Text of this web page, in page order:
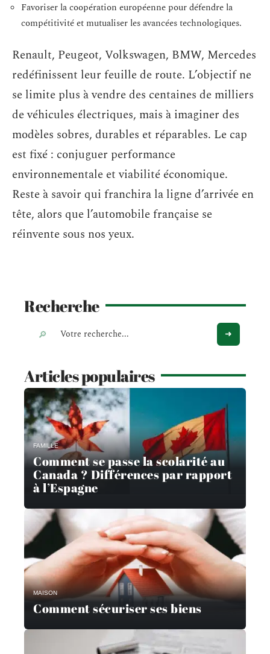
Favoriser la coopération européenne pour défendre la
compétitivité et mutualiser les avancées technologiques.
Renault, Peugeot, Volkswagen, BMW, Mercedes
redéfinissent leur feuille de route. L’objectif ne
se limite plus à vendre des centaines de milliers
de véhicules électriques, mais à imaginer des
modèles sobres, durables et réparables. Le cap
est fixé : conjuguer performance
environnementale et viabilité économique.
Reste à savoir qui franchira la ligne d’arrivée en
tête, alors que l’automobile française se
réinvente sous nos yeux.
Recherche
Articles populaires
FAMILLE
Comment se passe la scolarité au
Canada ? Différences par rapport
à l’Espagne
MAISON
Comment sécuriser ses biens